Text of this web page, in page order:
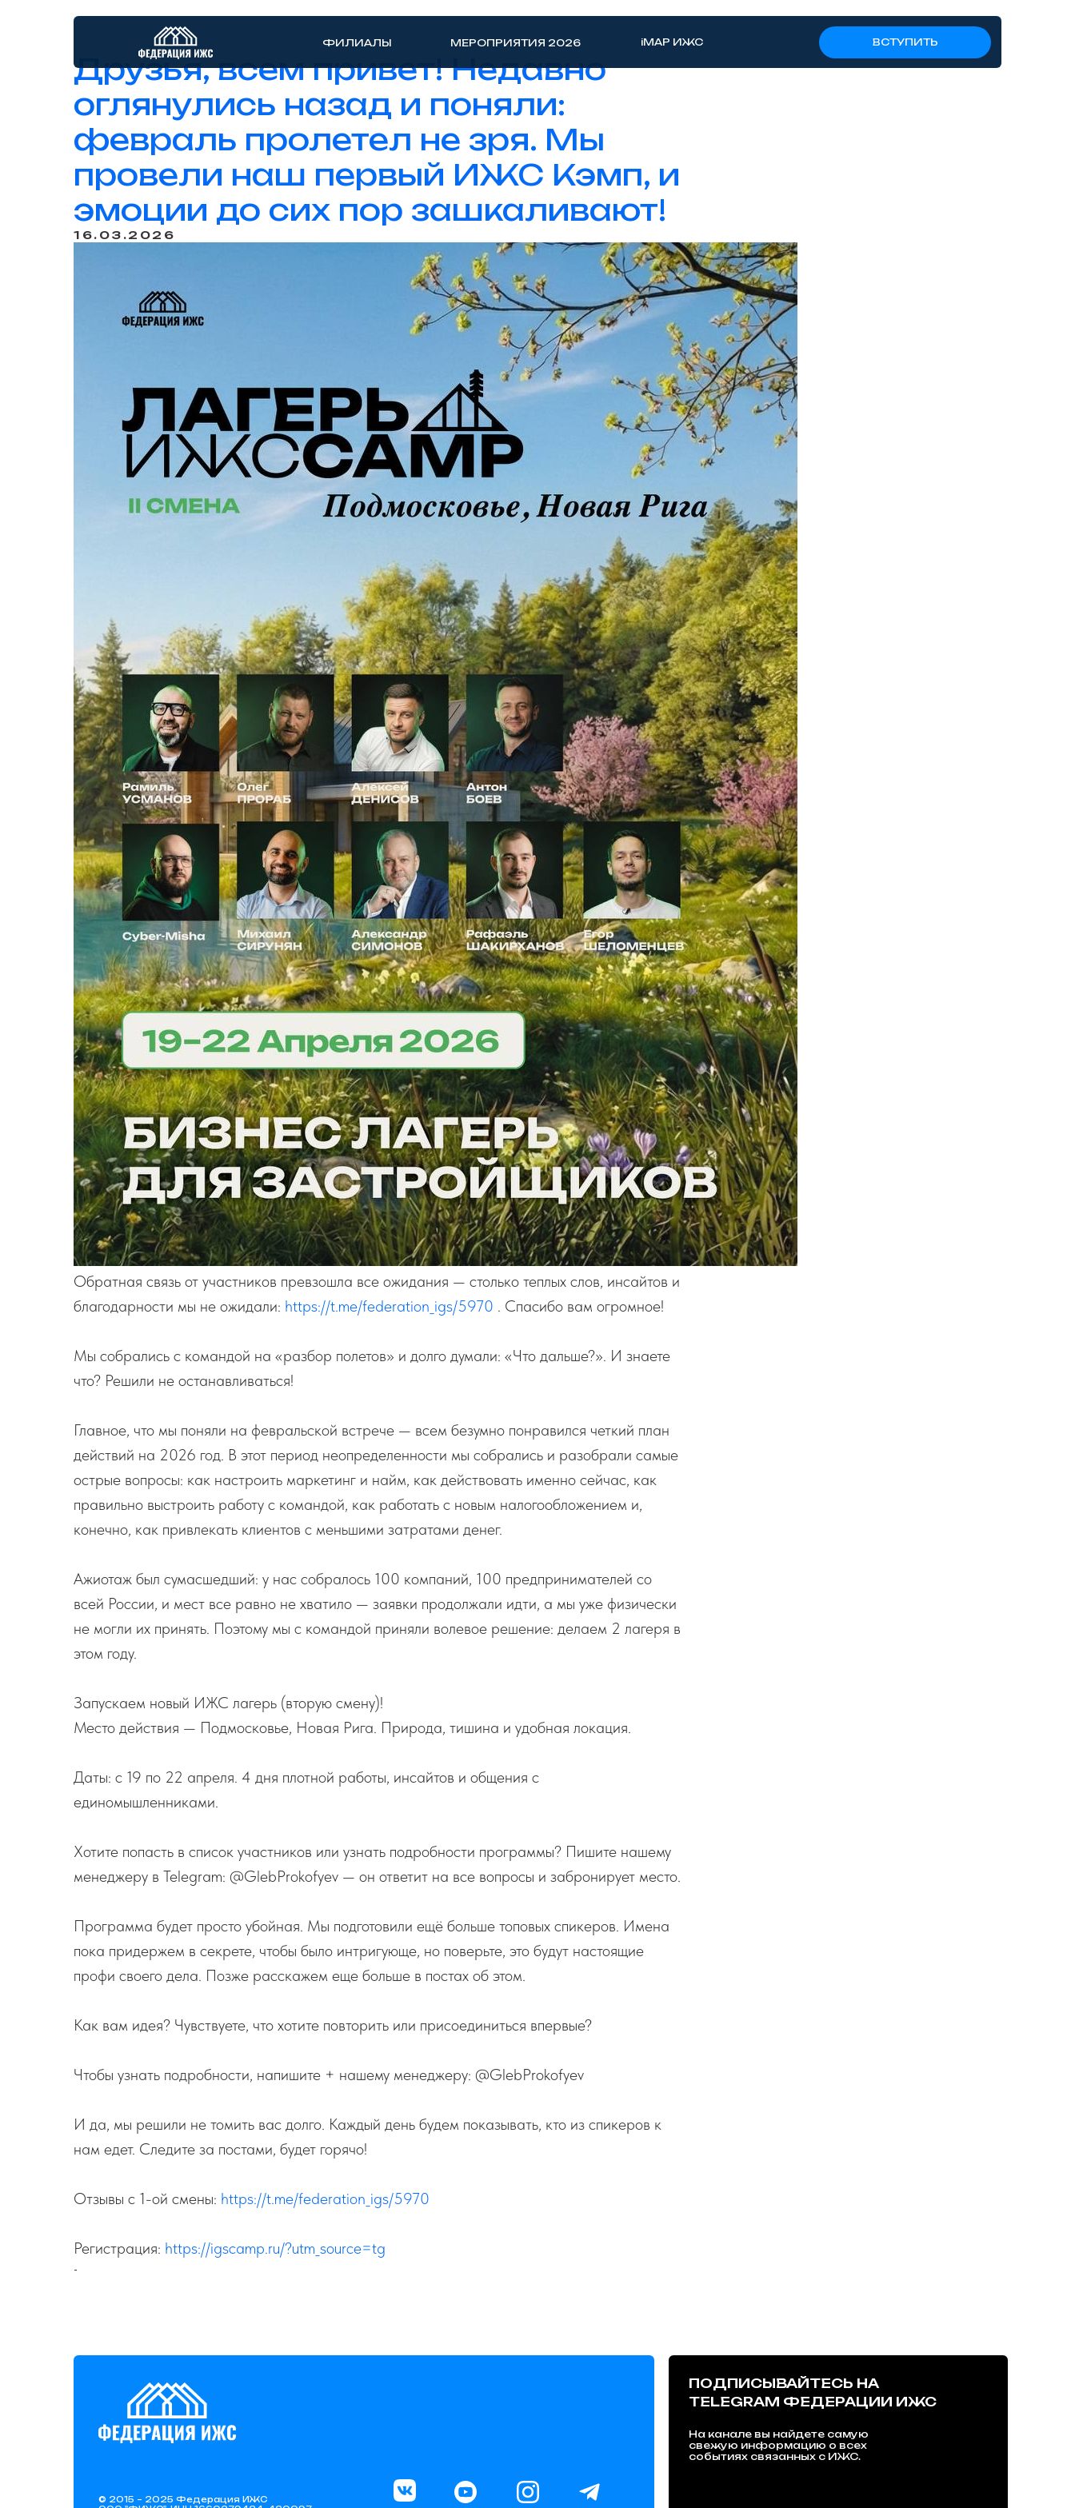
iMAP ИЖС
МЕРОПРИЯТИЯ 2026
ФИЛИАЛЫ ВСТУПИТЬ
Друзья, всем привет! Недавно
оглянулись назад и поняли:
февраль пролетел не зря. Мы
провели наш первый ИЖС Кэмп, и
эмоции до сих пор зашкаливают!
16.03.2026
Обратная связь от участников превзошла все ожидания — столько теплых слов, инсайтов и
благодарности мы не ожидали: https://t.me/federation_igs/5970 . Спасибо вам огромное!
Мы собрались с командой на «разбор полетов» и долго думали: «Что дальше?». И знаете
что? Решили не останавливаться!
Главное, что мы поняли на февральской встрече — всем безумно понравился четкий план
действий на 2026 год. В этот период неопределенности мы собрались и разобрали самые
острые вопросы: как настроить маркетинг и найм, как действовать именно сейчас, как
правильно выстроить работу с командой, как работать с новым налогообложением и,
конечно, как привлекать клиентов с меньшими затратами денег.
Ажиотаж был сумасшедший: у нас собралось 100 компаний, 100 предпринимателей со
всей России, и мест все равно не хватило — заявки продолжали идти, а мы уже физически
не могли их принять. Поэтому мы с командой приняли волевое решение: делаем 2 лагеря в
этом году.
Запускаем новый ИЖС лагерь (вторую смену)!
Место действия — Подмосковье, Новая Рига. Природа, тишина и удобная локация.
Даты: с 19 по 22 апреля. 4 дня плотной работы, инсайтов и общения с
единомышленниками.
Хотите попасть в список участников или узнать подробности программы? Пишите нашему
менеджеру в Telegram: @GlebProkofyev — он ответит на все вопросы и забронирует место.
Программа будет просто убойная. Мы подготовили ещё больше топовых спикеров. Имена
пока придержем в секрете, чтобы было интригующе, но поверьте, это будут настоящие
профи своего дела. Позже расскажем еще больше в постах об этом.
Как вам идея? Чувствуете, что хотите повторить или присоединиться впервые?
Чтобы узнать подробности, напишите + нашему менеджеру: @GlebProkofyev
И да, мы решили не томить вас долго. Каждый день будем показывать, кто из спикеров к
нам едет. Следите за постами, будет горячо!
Отзывы с 1-ой смены: https://t.me/federation_igs/5970
Регистрация: https://igscamp.ru/?utm_source=tg
-
На канале вы найдете самую
свежую информацию о всех
событиях связанных с ИЖС.
ПОДПИСЫВАЙТЕСЬ НА
TELEGRAM ФЕДЕРАЦИИ ИЖС
© 2015 – 2025 Федерация ИЖС